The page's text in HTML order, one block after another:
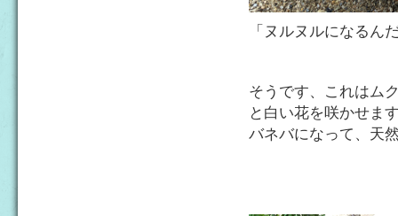
「ヌルヌルになるん
そうです、これはム
と白い花を咲かせま
バネバになって、天